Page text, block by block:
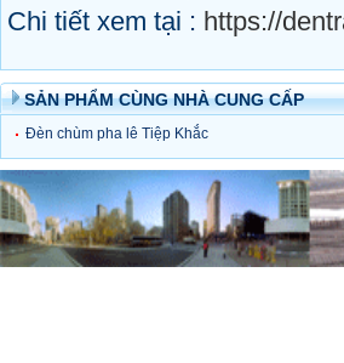
Chi tiết xem tại : https://
SẢN PHẨM CÙNG NHÀ CUNG CẤP
Đèn chùm pha lê Tiệp Khắc